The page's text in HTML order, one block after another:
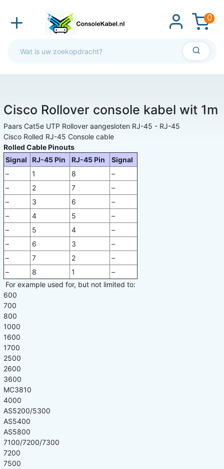
0
Cisco Rollover console kabel wit 1m
Paars Cat5e UTP Rollover aangesloten RJ-45 - RJ-45
Cisco Rolled RJ-45 Console cable
Rolled Cable Pinouts
Signal
RJ-45 Pin RJ-45 Pin
Signal
–
1 8
–
–
2 7
–
–
3 6
–
–
4 5
–
–
5 4
–
–
6 3
–
–
7 2
–
–
8 1
–
For example used for, but not limited to:
600
700
800
1000
1600
1700
2500
2600
3600
MC3810
4000
AS5200/5300
AS5400
AS5800
7100/7200/7300
7200
7500